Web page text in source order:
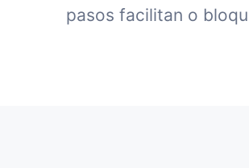
pasos facilitan o